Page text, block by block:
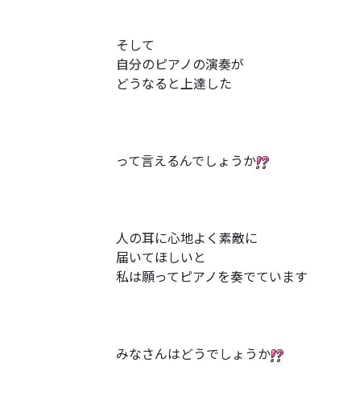
そして
自分のピアノの演奏が
どうなると上達した
って言えるんでしょうか
人の耳に心地よく素敵に
届いてほしいと
私は願ってピアノを奏でています
みなさんはどうでしょうか